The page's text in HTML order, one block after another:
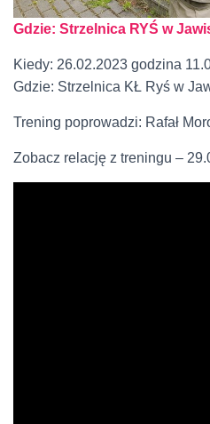
Gdzie: Strzelnica RYŚ w
Kiedy: 26.02.2023 godzina
Gdzie: Strzelnica KŁ Ryś w
Trening poprowadzi: Rafał
Zobacz relację z treningu –